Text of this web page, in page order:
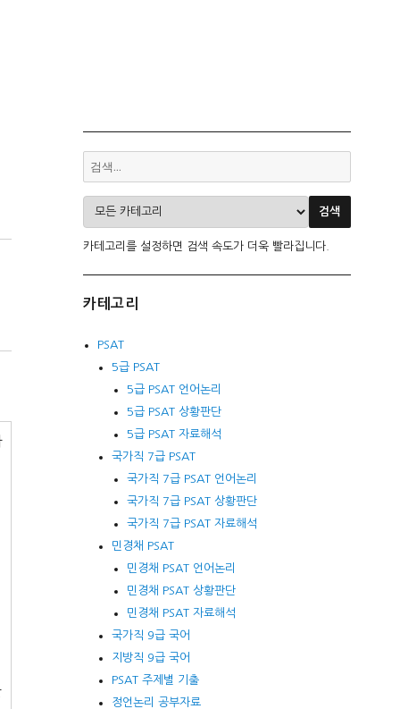
카테고리를 설정하면 검색 속도가 더욱 빨라집니다.
카테고리
PSAT
5급 PSAT
5급 PSAT 언어논리
5급 PSAT 상황판단
5급 PSAT 자료해석
국가직 7급 PSAT
국가직 7급 PSAT 언어논리
국가직 7급 PSAT 상황판단
국가직 7급 PSAT 자료해석
민경채 PSAT
민경채 PSAT 언어논리
민경채 PSAT 상황판단
민경채 PSAT 자료해석
국가직 9급 국어
지방직 9급 국어
PSAT 주제별 기출
정언논리 공부자료